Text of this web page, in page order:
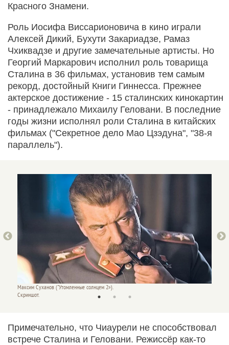
Красного Знамени.
Роль Иосифа Виссарионовича в кино играли
Алексей Дикий, Бухути Закариадзе, Рамаз
Чхиквадзе и другие замечательные артисты. Но
Георгий Маркарович исполнил роль товарища
Сталина в 36 фильмах, установив тем самым
рекорд, достойный Книги Гиннесса. Прежнее
актерское достижение - 15 сталинских кинокартин
- принадлежало Михаилу Геловани. В последние
годы жизни исполнял роли Сталина в китайских
фильмах ("Секретное дело Мао Цзэдуна", "38-я
параллель").
Максим Суханов ("Утомленные солнцем 2»).
Скриншот.
Примечательно, что Чиаурели не способствовал
встрече Сталина и Геловани. Режиссёр как-то